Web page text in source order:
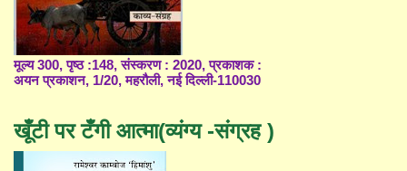
मूल्य 300, पृष्ठ :148, संस्करण : 2020, प्रकाशक :
अयन प्रकाशन, 1/20, महरौली, नई दिल्ली-110030
खूँटी पर टँगी आत्मा(व्यंग्य -संग्रह )